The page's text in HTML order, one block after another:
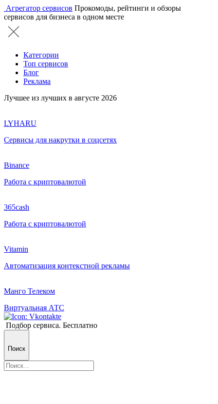
Агрегатор сервисов Прокомоды, рейтинги и обзоры
сервисов для бизнеса в одном месте
Категории
Топ сервисов
Блог
Реклама
Лучшее из лучших в августе 2026
LYHARU
Сервисы для накрутки в соцсетях
Binance
Работа с криптовалютой
365cash
Работа с криптовалютой
Vitamin
Автоматизация контекстной рекламы
Манго Телеком
Виртуальная АТС
Подбор сервиса. Бесплатно
Поиск